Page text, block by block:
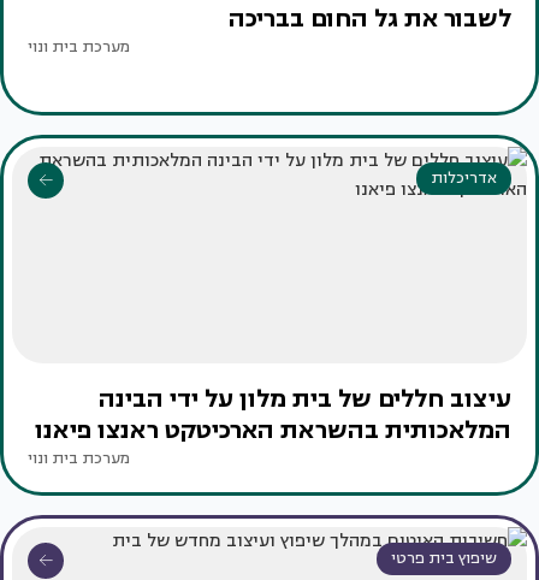
לשבור את גל החום בבריכה
מערכת בית ונוי
אדריכלות
עיצוב חללים של בית מלון על ידי הבינה
המלאכותית בהשראת הארכיטקט ראנצו פיאנו
מערכת בית ונוי
שיפוץ בית פרטי